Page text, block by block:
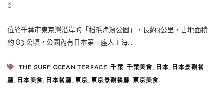
0
位於千葉市東京灣沿岸的「稻毛海濱公園」，長約3公里，占地面積
約 83 公頃，公園內有日本第一座人工海...
THE SURF OCEAN TERRACE ,千葉 千葉美食 日本
日本景觀餐
廳
日本美食 日本餐廳 東京 ,東京景觀餐廳 ,東京美食